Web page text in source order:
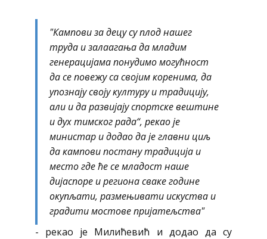
"Кампови за децу су плод нашег
труда и залаагања да младим
генерацијама понудимо могућност
да се повежу са својим коренима, да
упознају своју културу и традицију,
али и да развијају спортске вештине
и дух тимског рада“, рекао је
министар и додао да је главни циљ
да кампови постану традиција и
место где ће се младост наше
дијаспоре и региона сваке године
окупљати, размењивати искуства и
градити мостове пријатељства"
- рекао је Милићевић и додао да су